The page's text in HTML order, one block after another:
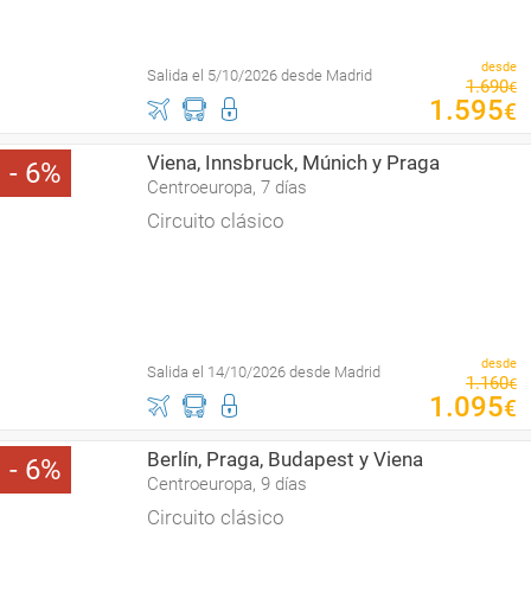
Salida el 5/10/2026 desde Madrid desde
1.690€
1 .595€
6 Viena, Innsbruck, Múnich y Praga
Centroeuropa, 7 días
Circuito clásico
Salida el 14/10/2026 desde Madrid desde
1.160€
1 .095€
6 Berlín, Praga, Budapest y Viena
Centroeuropa, 9 días
Circuito clásico